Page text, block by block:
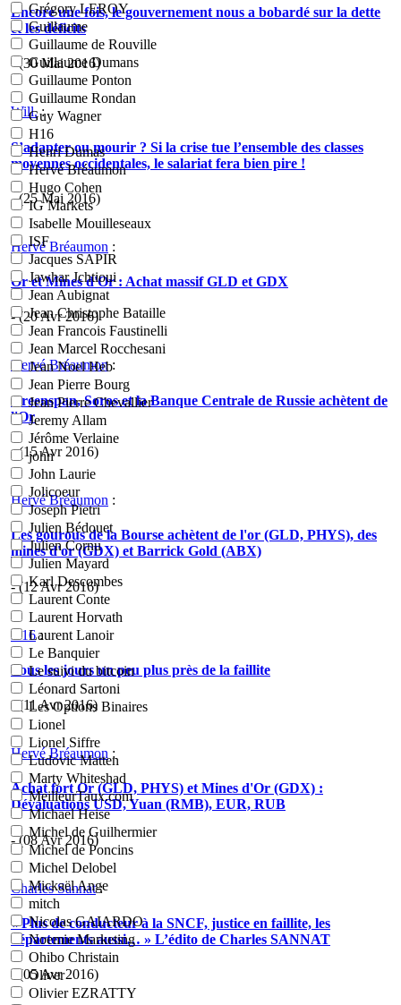
Grégory LEROY
Guillaume
Guillaume de Rouville
Guillaume Dumans
Guillaume Ponton
Guillaume Rondan
Guy Wagner
H16
Henri Dumas
Hervé Bréaumon
Hugo Cohen
IG Markets
Isabelle Mouilleseaux
ISF
Jacques SAPIR
Jawhar Jchtioui
Jean Aubignat
Jean Christophe Bataille
Jean Francois Faustinelli
Jean Marcel Rocchesani
Jean Noel Heb
Jean Pierre Bourg
Jean Pierre Chevallier
Jeremy Allam
Jérôme Verlaine
john
John Laurie
Jolicoeur
Joseph Pietri
Julien Bédouet
Julien Cornu
Julien Mayard
Karl Descombes
Laurent Conte
Laurent Horvath
Laurent Lanoir
Le Banquier
Le suivi du bitcoin
Léonard Sartoni
Les Options Binaires
Lionel
Lionel Siffre
Ludovic Matten
Marty Whiteshad
MeilleurTaux.com
Michael Heise
Michel de Guilhermier
Michel de Poncins
Michel Delobel
Mickaël Ange
mitch
Nicolas GAIARDO
Noemie Marketing
Ohibo Christain
Oliver
Olivier EZRATTY
Encore une fois, le gouvernement nous a bobardé sur la dette
et les déficits
- (30 Mai 2016)
Will.:
S’adapter ou mourir ? Si la crise tue l’ensemble des classes
moyennes occidentales, le salariat fera bien pire !
- (25 Mai 2016)
Hervé Bréaumon :
Or et Mines d'Or : Achat massif GLD et GDX
- (20 Avr 2016)
Hervé Bréaumon:
Greenspan, Soros et la Banque Centrale de Russie achètent de
l'Or
- (15 Avr 2016)
Hervé Bréaumon :
Les gourous de la Bourse achètent de l'or (GLD, PHYS), des
mines d'or (GDX) et Barrick Gold (ABX)
- (12 Avr 2016)
H16:
Tous les jours un peu plus près de la faillite
- (11 Avr 2016)
Hervé Bréaumon :
Achat fort Or (GLD, PHYS) et Mines d'Or (GDX) :
Dévaluations USD, Yuan (RMB), EUR, RUB
- (08 Avr 2016)
Charles Sannat:
« Plus de conducteur à la SNCF, justice en faillite, les
départements aussi… » L’édito de Charles SANNAT
- (05 Avr 2016)